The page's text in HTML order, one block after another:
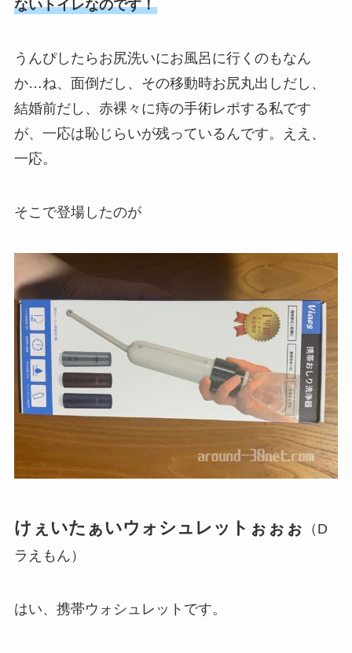
ないトイレなのです！
うんぴしたらお尻洗いにお風呂に行くのもなん
か…ね、面倒だし、その移動時お尻丸出しだし、
結婚前だし、赤裸々に痔の手術レポする私です
が、一応は恥じらいが残っているんです。ええ、
一応。
そこで登場したのが
けぇいたぁいウォシュレットぉぉぉ （D
ラえもん）
はい、 携帯ウォシュレット です。